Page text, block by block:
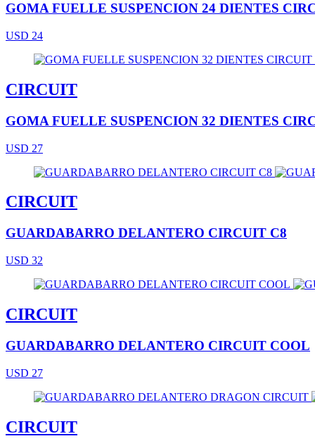
GOMA FUELLE SUSPENCION 24 DIENTES
USD 24
CIRCUIT
GOMA FUELLE SUSPENCION 32 DIENTES
USD 27
CIRCUIT
GUARDABARRO DELANTERO CIRCUIT C8
USD 32
CIRCUIT
GUARDABARRO DELANTERO CIRCUIT COOL
USD 27
CIRCUIT